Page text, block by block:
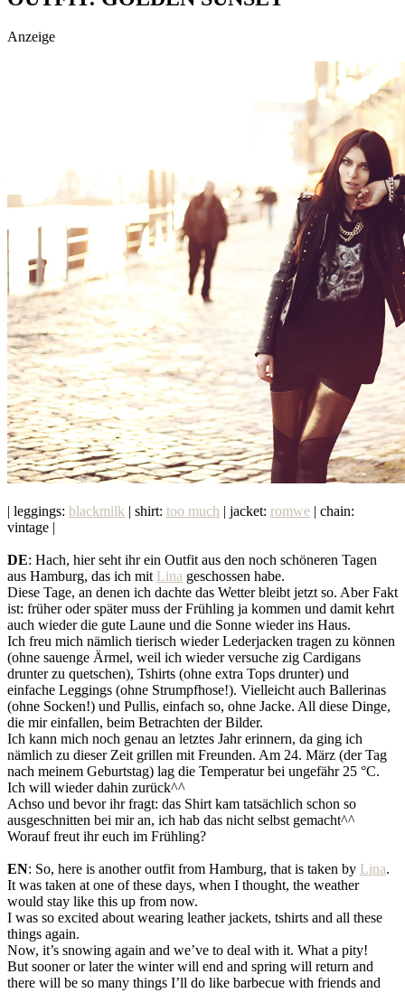
social topics
Anzeige
| leggings: blackmilk | shirt: too much | jacket: romwe | chain:
vintage |
DE: Hach, hier seht ihr ein Outfit aus den noch schöneren Tagen
aus Hamburg, das ich mit Lina geschossen habe.
Diese Tage, an denen ich dachte das Wetter bleibt jetzt so. Aber Fakt
ist: früher oder später muss der Frühling ja kommen und damit kehrt
auch wieder die gute Laune und die Sonne wieder ins Haus.
Ich freu mich nämlich tierisch wieder Lederjacken tragen zu können
(ohne sauenge Ärmel, weil ich wieder versuche zig Cardigans
drunter zu quetschen), Tshirts (ohne extra Tops drunter) und
einfache Leggings (ohne Strumpfhose!). Vielleicht auch Ballerinas
(ohne Socken!) und Pullis, einfach so, ohne Jacke. All diese Dinge,
die mir einfallen, beim Betrachten der Bilder.
Ich kann mich noch genau an letztes Jahr erinnern, da ging ich
nämlich zu dieser Zeit grillen mit Freunden. Am 24. März (der Tag
nach meinem Geburtstag) lag die Temperatur bei ungefähr 25 °C.
Ich will wieder dahin zurück^^
Achso und bevor ihr fragt: das Shirt kam tatsächlich schon so
ausgeschnitten bei mir an, ich hab das nicht selbst gemacht^^
Worauf freut ihr euch im Frühling?
EN: So, here is another outfit from Hamburg, that is taken by Lina.
It was taken at one of these days, when I thought, the weather
would stay like this up from now.
I was so excited about wearing leather jackets, tshirts and all these
things again.
Now, it’s snowing again and we’ve to deal with it. What a pity!
But sooner or later the winter will end and spring will return and
there will be so many things I’ll do like barbecue with friends and